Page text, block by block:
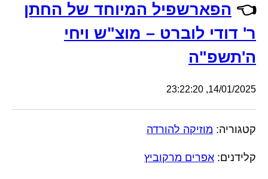
👈 הפארשפיל המיוחד של החתן
ר' דודי לוברט – מוצ"ש ויחי
ה'תשפ"ה
14/01/2025, 23:22:20
קטגוריה: מוזיקה להורדה
קלידנים: אפרים מרקוביץ